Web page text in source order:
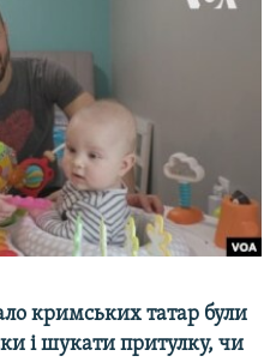
кримських татар були
і шукати притулку, чи